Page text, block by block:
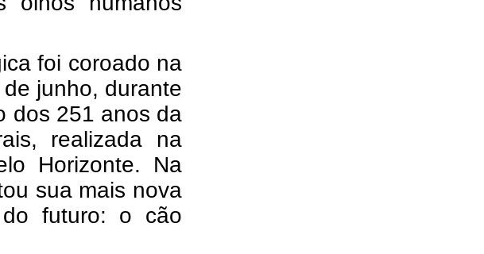
foi coroado na
junho, durante
dos 251 anos da
realizada na
Horizonte. Na
sua mais nova
futuro: o cão